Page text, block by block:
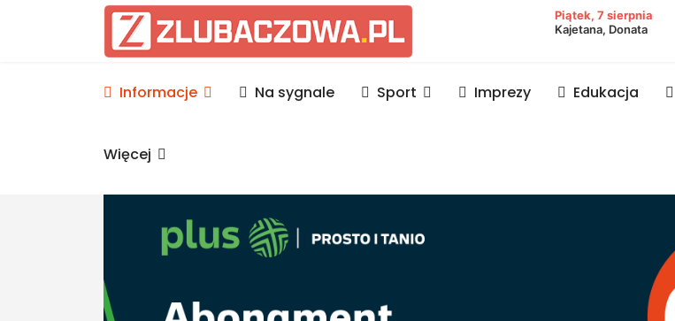
Informacje Lubaczów, powiat lubaczowski
Piątek, 7 sierpnia
Kajetana, Donata
Informacje Na sygnale Sport Imprezy Edukacja
Więcej